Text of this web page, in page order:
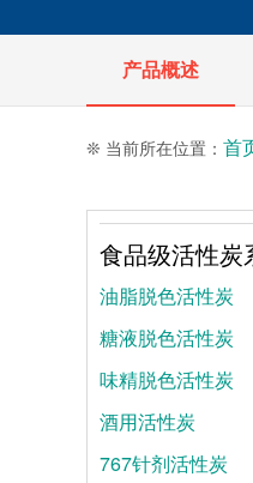
产品概述
❊ 当前所在位置： 首
食品级活性炭
油脂脱色活性炭
糖液脱色活性炭
味精脱色活性炭
酒用活性炭
767针剂活性炭